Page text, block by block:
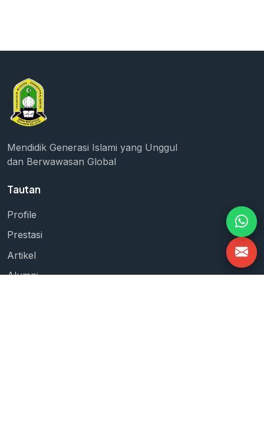
Mendidik Generasi Islami yang Unggul
dan Berwawasan Global
Tautan
Profile
Prestasi
Artikel
Alumni